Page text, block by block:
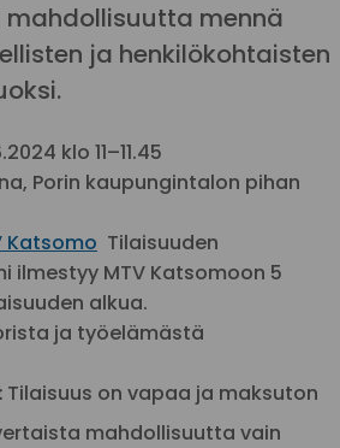
mennä
ja henkilökohtaisten
klo 11–11.45
Porin kaupungintalon pihan
Katsomo Tilaisuuden
ilmestyy MTV Katsomoon 5
alkua.
ja työelämästä
Tilaisuus on vapaa ja maksuton
mahdollisuutta vain